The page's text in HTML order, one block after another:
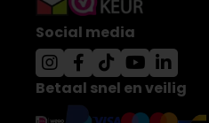
Social media
Betaal snel en veilig